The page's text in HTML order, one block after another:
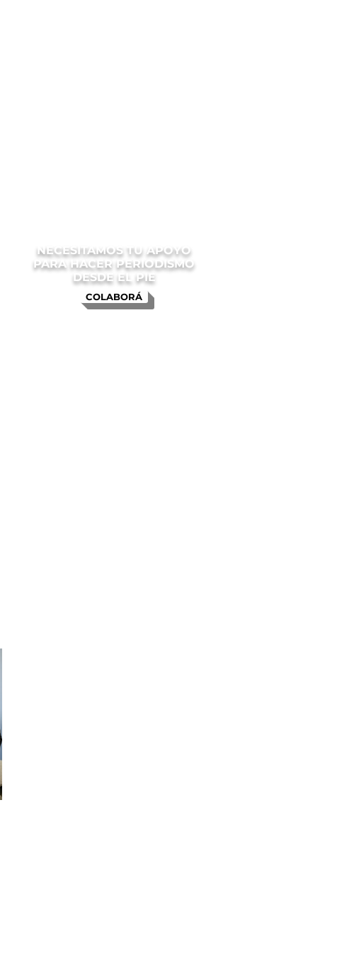
COLABORÁ
NECESITAMOS TU APOYO
PARA HACER PERIODISMO
DESDE EL PIE